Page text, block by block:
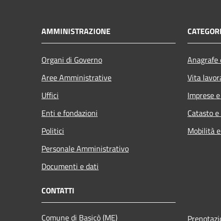
AMMINISTRAZIONE
Organi di Governo
Aree Amministrative
Uffici
Enti e fondazioni
Politici
Personale Amministrativo
Documenti e dati
Vita
Imprese
Catasto
Mobilità
CONTATTI
Comune di Basicò (ME)